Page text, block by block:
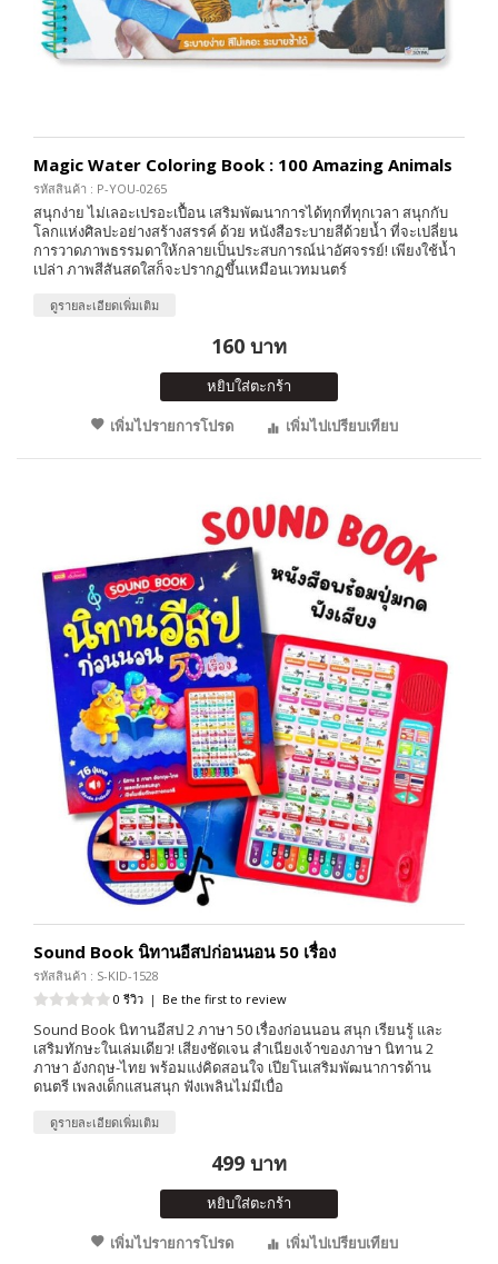
Magic Water Coloring Book : 100 Amazing Animals
รหัสสินค้า : P-YOU-0265
สนุกง่าย ไม่เลอะเปรอะเปื้อน เสริมพัฒนาการได้ทุกที่ทุกเวลา สนุกกับ
โลกแห่งศิลปะอย่างสร้างสรรค์ ด้วย หนังสือระบายสีด้วยน้ำ ที่จะเปลี่ยน
การวาดภาพธรรมดาให้กลายเป็นประสบการณ์น่าอัศจรรย์! เพียงใช้น้ำ
เปล่า ภาพสีสันสดใสก็จะปรากฏขึ้นเหมือนเวทมนตร์
ดูรายละเอียดเพิ่มเติม
160 บาท
หยิบใส่ตะกร้า
เพิ่มไปรายการโปรด
เพิ่มไปเปรียบเทียบ
Sound Book นิทานอีสปก่อนนอน 50 เรื่อง
รหัสสินค้า : S-KID-1528
0 รีวิว | Be the first to review
Sound Book นิทานอีสป 2 ภาษา 50 เรื่องก่อนนอน สนุก เรียนรู้ และ
เสริมทักษะในเล่มเดียว! เสียงชัดเจน สำเนียงเจ้าของภาษา นิทาน 2
ภาษา อังกฤษ-ไทย พร้อมแง่คิดสอนใจ เปียโนเสริมพัฒนาการด้าน
ดนตรี เพลงเด็กแสนสนุก ฟังเพลินไม่มีเบื่อ
ดูรายละเอียดเพิ่มเติม
499 บาท
หยิบใส่ตะกร้า
เพิ่มไปรายการโปรด
เพิ่มไปเปรียบเทียบ